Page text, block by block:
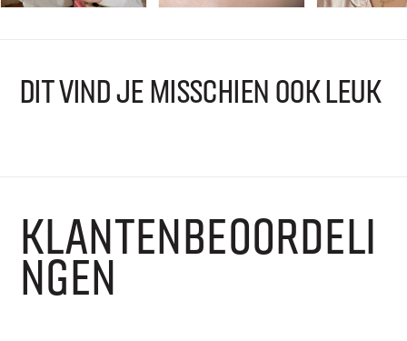
DIT VIND JE MISSCHIEN OOK LEUK
KLANTENBEOORDELI
NGEN